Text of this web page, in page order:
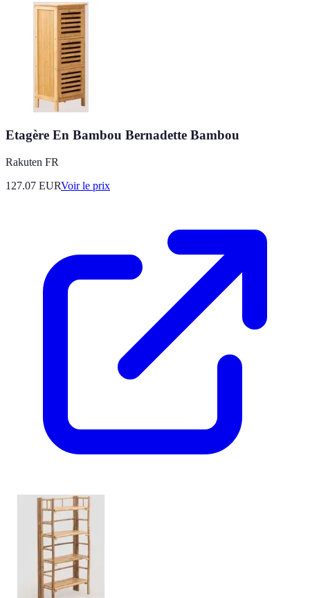
Etagère En Bambou Bernadette Bambou
Rakuten FR
127.07 EURVoir le prix